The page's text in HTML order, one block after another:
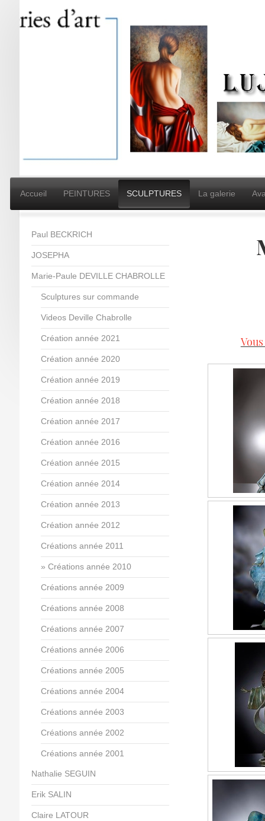
Accueil PEINTURES SCULPTURES La galerie
Paul BECKRICH
JOSEPHA
Marie-Paule DEVILLE CHABROLLE
Sculptures sur commande
Videos Deville Chabrolle
Création année 2021
Création année 2020
Création année 2019
Création année 2018
Création année 2017
Création année 2016
Création année 2015
Création année 2014
Création année 2013
Création année 2012
Créations année 2011
Créations année 2010
Créations année 2009
Créations année 2008
Créations année 2007
Créations année 2006
Créations année 2005
Créations année 2004
Créations année 2003
Créations année 2002
Créations année 2001
Nathalie SEGUIN
Erik SALIN
Claire LATOUR